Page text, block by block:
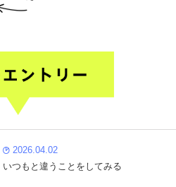
2026.04.02
いつもと違うことをしてみる